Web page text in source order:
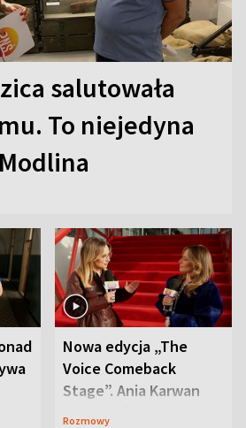
salutowała
To niejedyna
Nowa edycja „The
Voice Comeback
Stage”. Ania Karwan
zapowiada
Rozmowy